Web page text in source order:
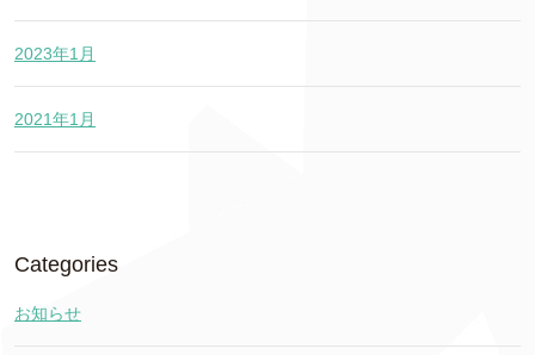
2023年1月
2021年1月
Categories
お知らせ